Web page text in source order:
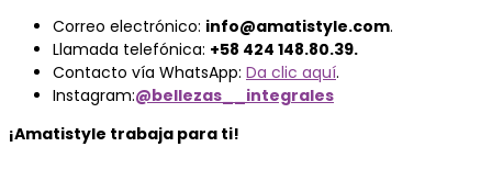
Correo electrónico: info@amatistyle.com.
Llamada telefónica: +58 424 148.80.39.
Contacto vía WhatsApp: Da clic aquí.
Instagram:@bellezas__integrales
¡Amatistyle trabaja para ti!